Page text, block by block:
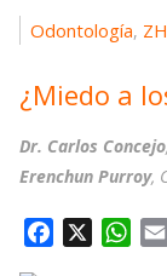
Odontología,
¿Miedo a
Dr. Carlos Concejo
Erenchun Purroy,
W